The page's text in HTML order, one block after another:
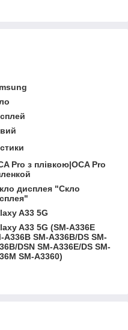
Pro з плівкою|OCA Pro
дисплея "Скло
A33 5G
A33 5G (SM-A336E
A336B SM-A336B/DS SM-
DSN SM-A336E/DS SM-
SM-A3360)